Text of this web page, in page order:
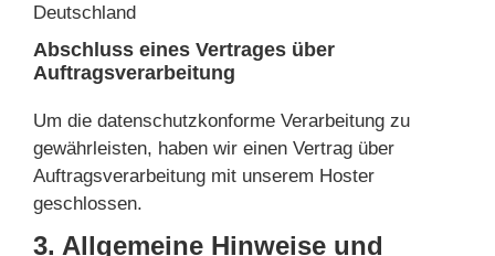
Deutschland
Abschluss eines Vertrages über
Auftragsverarbeitung
Um die datenschutzkonforme Verarbeitung zu
gewährleisten, haben wir einen Vertrag über
Auftragsverarbeitung mit unserem Hoster
geschlossen.
3. Allgemeine Hinweise und